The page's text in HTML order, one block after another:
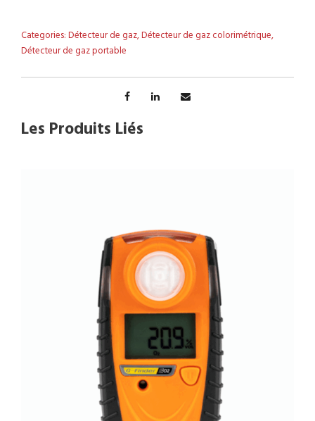
Categories:Détecteur de gaz,Détecteur de gaz colorimétrique,
Détecteur de gaz portable
Les Produits Liés